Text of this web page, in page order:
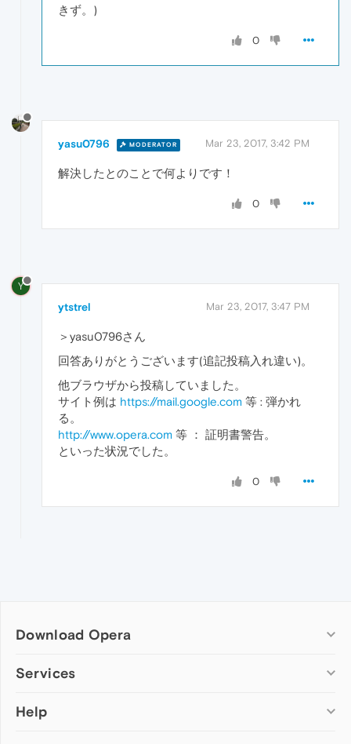
きず。)
0
yasu0796 MODERATOR Mar 23, 2017, 3:42 PM
解決したとのことで何よりです！
0
Y
ytstrel Mar 23, 2017, 3:47 PM
＞yasu0796さん
回答ありがとうございます(追記投稿入れ違い)。
他ブラウザから投稿していました。
サイト例は https://mail.google.com 等 : 弾かれ
る。
http://www.opera.com 等 ： 証明書警告。
といった状況でした。
0
Download Opera
Computer browsers
Opera for Mac
Services
Add-ons
Help